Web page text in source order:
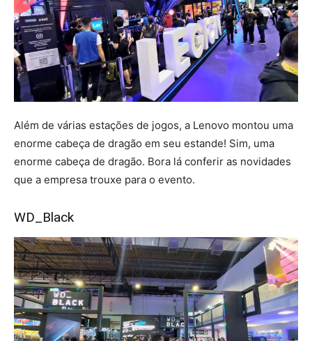
Além de várias estações de jogos, a Lenovo montou uma
enorme cabeça de dragão em seu estande! Sim, uma
enorme cabeça de dragão. Bora lá conferir as novidades
que a empresa trouxe para o evento.
WD_Black